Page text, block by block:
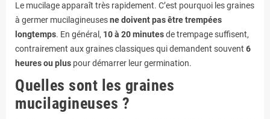
Le mucilage apparaît très rapidement. C’est pourquoi les graines
à germer mucilagineusesne doivent pas être trempées
longtemps. En général, 10 à 20 minutesde trempage suffisent,
contrairement aux graines classiques qui demandent souvent 6
heures ou plus pour démarrer leur germination.
Quelles sont les graines
mucilagineuses ?